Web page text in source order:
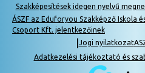
Szakképesítések idegen nyelvű
ÁSZF az Eduforyou Szakképző Iskola
Csoport Kft. jelentkezőinek
Jogi nyilatkozat
Adatkezelési tájékoztató és